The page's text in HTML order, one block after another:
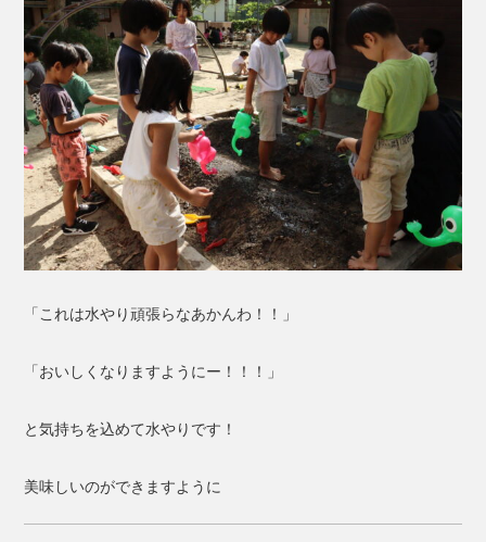
「これは水やり頑張らなあかんわ！！」
「おいしくなりますようにー！！！」
と気持ちを込めて水やりです！
美味しいのができますように